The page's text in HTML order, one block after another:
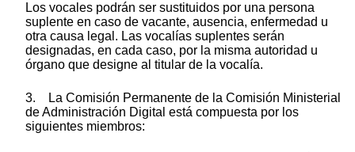
Los vocales podrán ser sustituidos por una persona
suplente en caso de vacante, ausencia, enfermedad u
otra causa legal. Las vocalías suplentes serán
designadas, en cada caso, por la misma autoridad u
órgano que designe al titular de la vocalía.
3. La Comisión Permanente de la Comisión Ministerial
de Administración Digital está compuesta por los
siguientes miembros: